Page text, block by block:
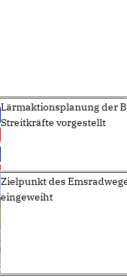
Lärmaktionsplanung der
Streitkräfte vorgestellt
Zielpunkt des
eingeweiht